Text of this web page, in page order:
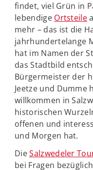
findet, viel Grün in
lebendige Ortsteile
mehr – das ist die
jahrhundertelange
hat im Namen der
das Stadtbild
Bürgermeister der
Jeetze und Dumme
willkommen in
historischen
offenen und
und Morgen hat.
DieSalzwedeler
bei Fragen bezüglich